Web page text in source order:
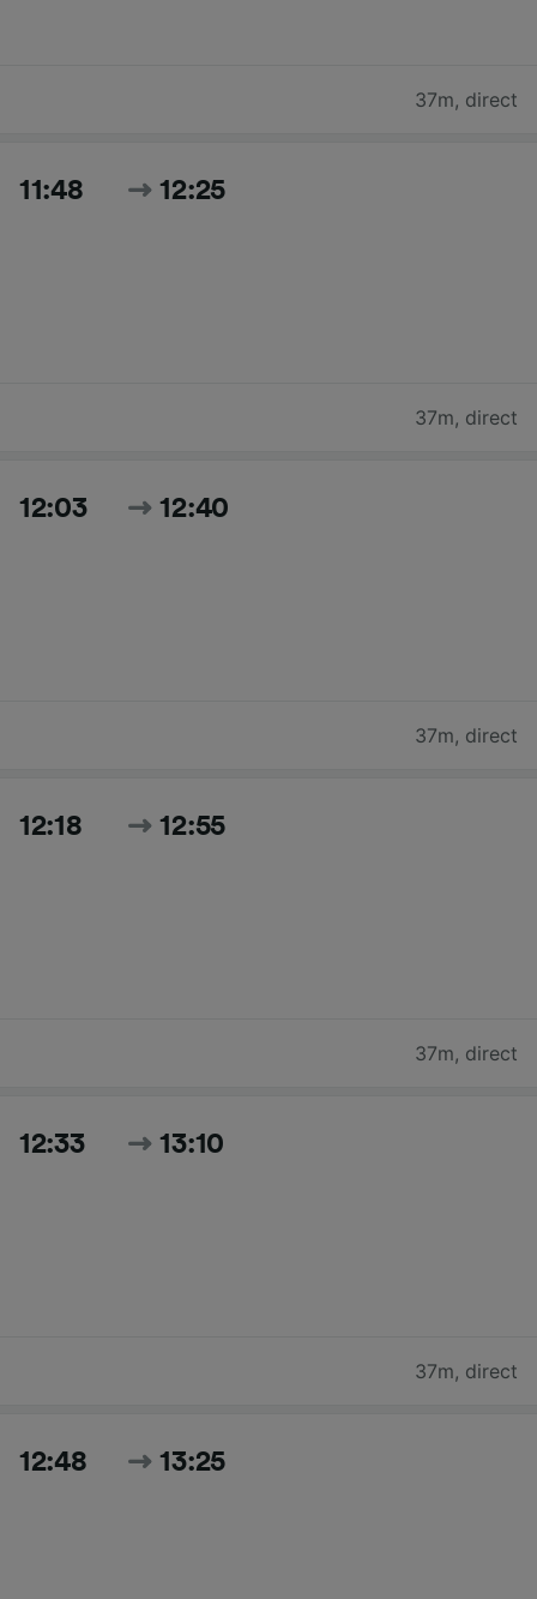
37m, direct
11:48 12:25
37m, direct
12:03 12:40
37m, direct
12:18 12:55
37m, direct
12:33 13:10
37m, direct
12:48 13:25